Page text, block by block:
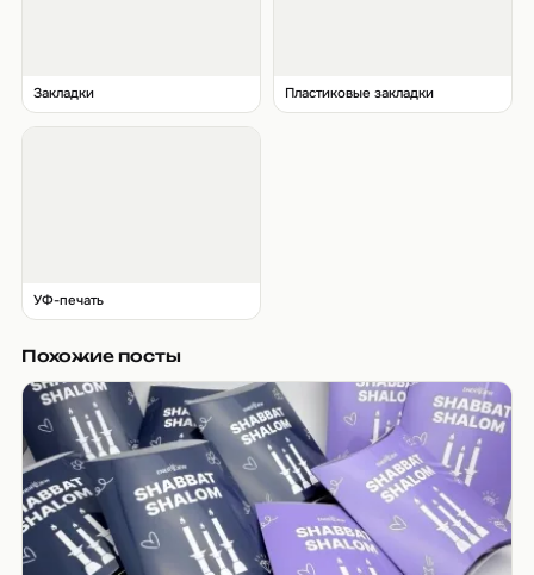
Закладки Пластиковые закладки
УФ-печать
Похожие посты